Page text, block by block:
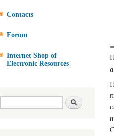
Contacts
Forum
Internet Shop of
Electronic Resources
Search form Search